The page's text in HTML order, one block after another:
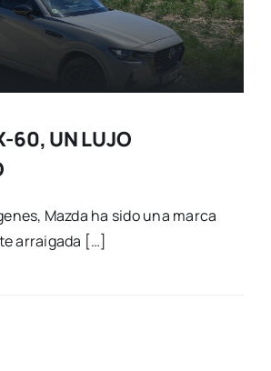
60, UN LUJO
Mazda ha sido una marca
arraigada […]